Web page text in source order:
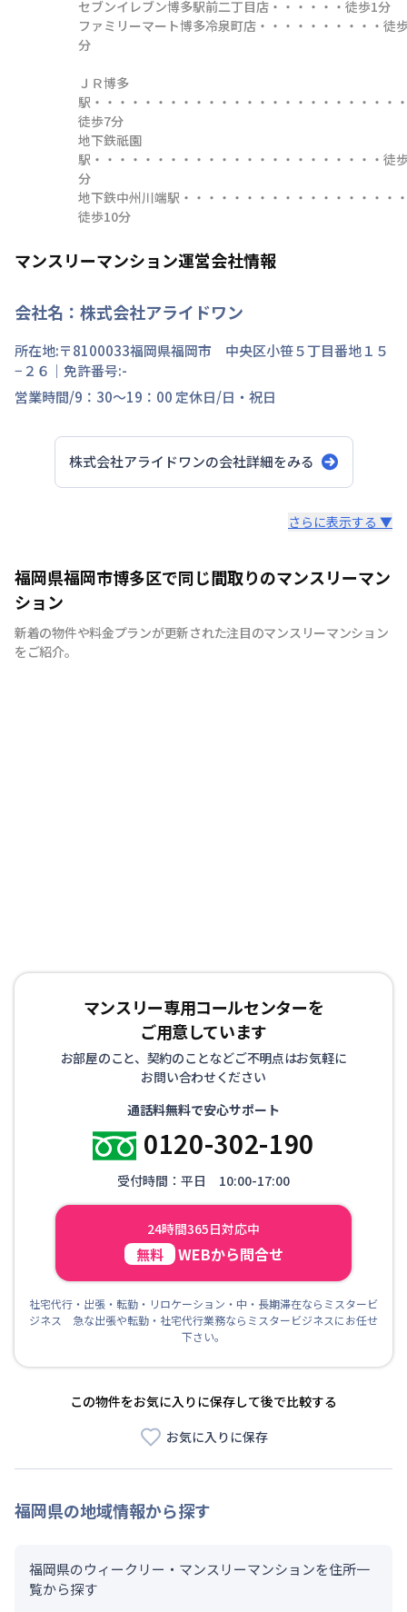
セブンイレブン博多駅前二丁目店・・・・・・徒歩1分
ファミリーマート博多冷泉町店・・・・・・・・・・徒
分
ＪＲ博多
駅・・・・・・・・・・・・・・・・・・・・・・・・
徒歩7分
地下鉄祇園
駅・・・・・・・・・・・・・・・・・・・・・・・徒
分
地下鉄中州川端駅・・・・・・・・・・・・・・・・・
徒歩10分
マンスリーマンション運営会社情報
会社名： 株式会社アライドワン
所在地:〒8100033福岡県福岡市 中央区小笹５丁目番地１５
−２６ ｜免許番号:-
営業時間/9：30～19：00 定休日/日・祝日
株式会社アライドワンの会社詳細をみる
私たちは福岡の街が大好きです。だからこそ知って欲しい
福岡の魅力。 滞在中の宿泊費を少しでも安く抑える事に
より魅力ある福岡を大いに満喫していただきたいから。
それが私たちの想いです。
さらに表示する ▼
福岡県福岡市博多区で同じ間取りのマンスリーマン
ション
新着の物件や料金プランが更新された注目のマンスリーマンション
をご紹介。
マンスリー専用コールセンターを
ご用意しています
お部屋のこと、契約のことなどご不明点はお気軽に
お問い合わせください
通話料無料で安心サポート
0120-302-190
受付時間：平日 10:00-17:00
24時間365日対応中
無料 WEBから問合せ
社宅代行・出張・転勤・リロケーション・中・長期滞在ならミスタービ
ジネス 急な出張や転勤・社宅代行業務ならミスタービジネスにお任せ
下さい。
この物件をお気に入りに保存して後で比較する
お気に入りに保存
福岡県の地域情報から探す
福岡県のウィークリー・マンスリーマンションを住所一
覧から探す